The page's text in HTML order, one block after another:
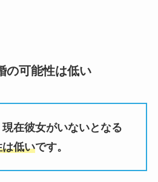
の可能性は低い
在彼女がいないとなる
低いです。